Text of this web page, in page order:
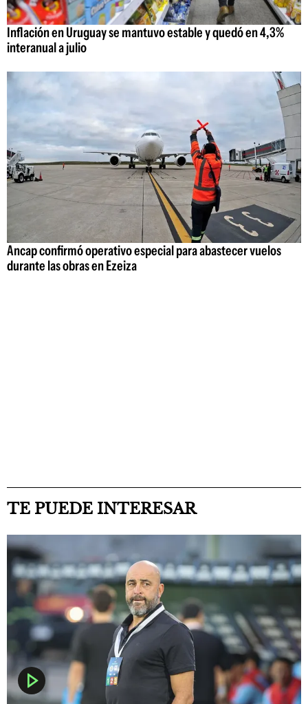
Inflación en Uruguay se mantuvo estable y quedó en 4,3%
interanual a julio
Ancap confirmó operativo especial para abastecer vuelos
durante las obras en Ezeiza
TE PUEDE INTERESAR